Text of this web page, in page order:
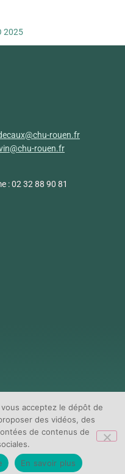
2025
rouen.fr
rouen.fr
: 02 32 88 90 81
acceptez le dépôt de
des vidéos, des
de contenus de
En savoir plus